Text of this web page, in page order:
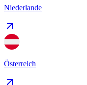
Niederlande
Österreich